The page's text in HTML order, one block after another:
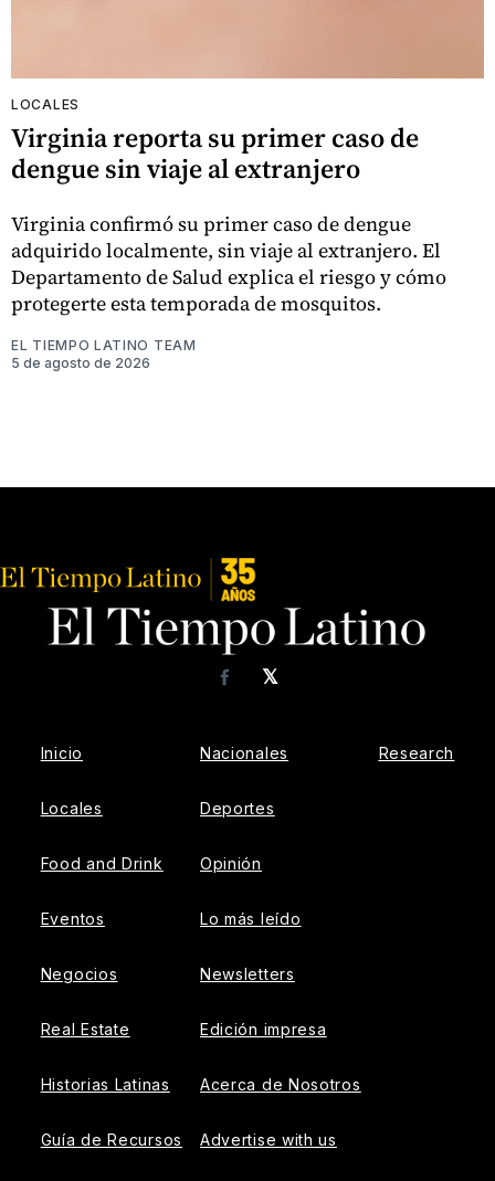
LOCALES
Virginia reporta su primer caso de
dengue sin viaje al extranjero
Virginia confirmó su primer caso de dengue
adquirido localmente, sin viaje al extranjero. El
Departamento de Salud explica el riesgo y cómo
protegerte esta temporada de mosquitos.
EL TIEMPO LATINO TEAM
5 de agosto de 2026
𝕏
Facebook
Inicio
Locales
Food and Drink
Eventos
Negocios
Real Estate
Historias Latinas
Guía de Recursos
Nacionales
Deportes
Opinión
Lo más leído
Newsletters
Edición impresa
Acerca de Nosotros
Advertise with us
Research